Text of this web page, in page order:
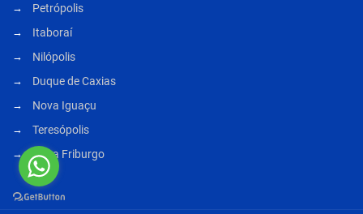
Petrópolis
Itaboraí
Nilópolis
Duque de Caxias
Nova Iguaçu
Teresópolis
Nova Friburgo